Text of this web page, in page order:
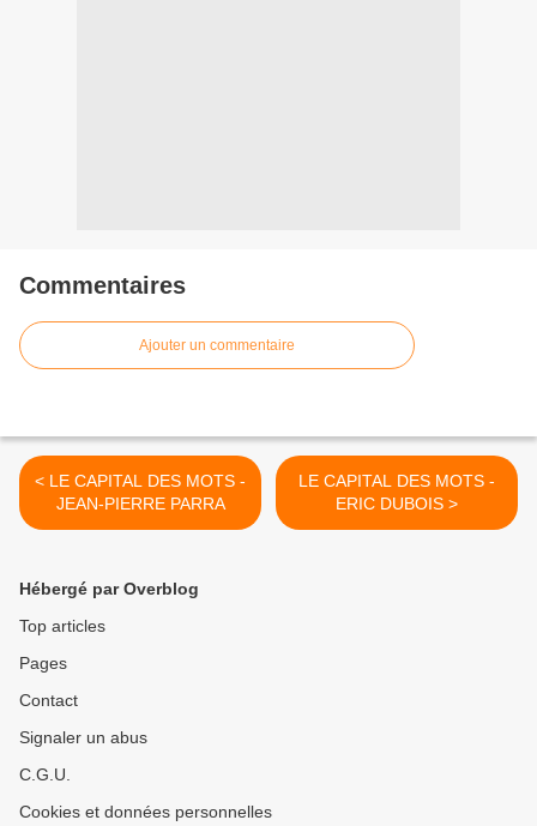
Commentaires
Ajouter un commentaire
< LE CAPITAL DES MOTS -
JEAN-PIERRE PARRA
LE CAPITAL DES MOTS -
ERIC DUBOIS >
Hébergé par Overblog
Top articles
Pages
Contact
Signaler un abus
C.G.U.
Cookies et données personnelles